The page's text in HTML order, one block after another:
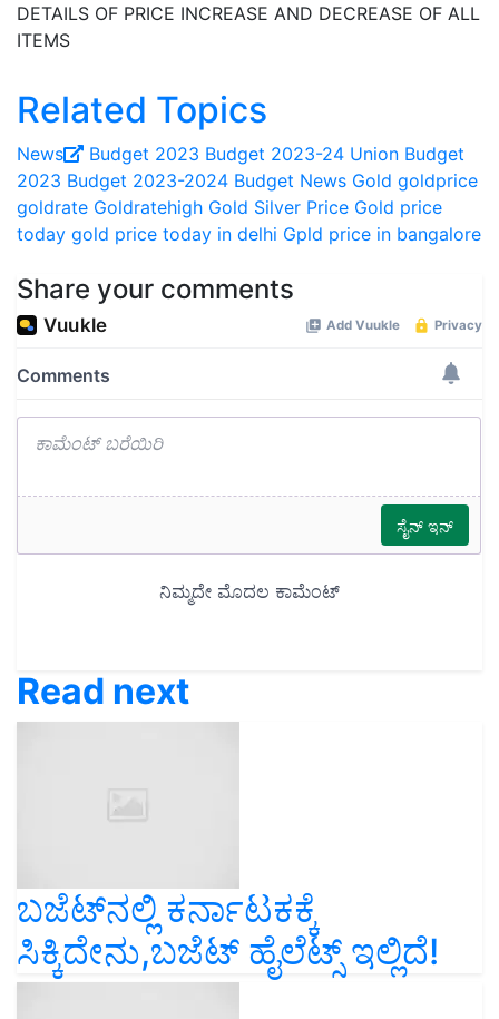
DETAILS OF PRICE INCREASE AND DECREASE OF ALL
ITEMS
Related Topics
News Budget 2023 Budget 2023-24 Union Budget
2023 Budget 2023-2024 Budget News Gold goldprice
goldrate Goldratehigh Gold Silver Price Gold price
today gold price today in delhi Gpld price in bangalore
Share your comments
Read next
ಬಜೆಟ್‌ನಲ್ಲಿ ಕರ್ನಾಟಕಕ್ಕೆ
ಸಿಕ್ಕಿದೇನು,ಬಜೆಟ್‌ ಹೈಲೆಟ್ಸ್‌ ಇಲ್ಲಿದೆ!